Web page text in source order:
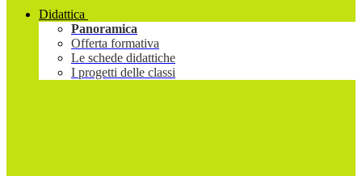
Didattica
Panoramica
Offerta formativa
Le schede didattiche
I progetti delle classi